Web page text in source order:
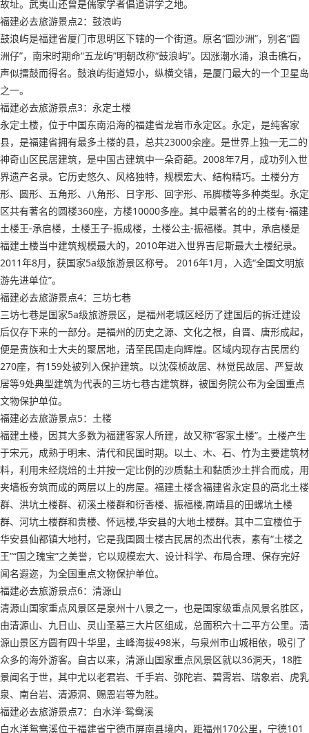
故址。武夷山还曾是儒家学者倡道讲学之地。
福建必去旅游景点2：鼓浪屿
鼓浪屿是福建省厦门市思明区下辖的一个街道。原名“圆沙洲”，别名“圆
洲仔”，南宋时期命“五龙屿”明朝改称“鼓浪屿”。因涨潮水涌，浪击礁石，
声似擂鼓而得名。鼓浪屿街道短小，纵横交错，是厦门最大的一个卫星岛
之一。
福建必去旅游景点3：永定土楼
永定土楼，位于中国东南沿海的福建省龙岩市永定区。永定，是纯客家
县，是福建省拥有最多土楼的县，总共23000余座。是世界上独一无二的
神奇山区民居建筑，是中国古建筑中一朵奇葩。2008年7月，成功列入世
界遗产名录。它历史悠久、风格独特，规模宏大、结构精巧。土楼分方
形、圆形、五角形、八角形、日字形、回字形、吊脚楼等多种类型。永定
区共有著名的圆楼360座，方楼10000多座。其中最著名的的土楼有-福建
土楼王-承启楼，土楼王子-振成楼，土楼公主-振福楼。其中，承启楼是
福建土楼当中建筑规模最大的，2010年进入世界吉尼斯最大土楼纪录。
2011年8月，获国家5a级旅游景区称号。 2016年1月，入选“全国文明旅
游先进单位”。
福建必去旅游景点4：三坊七巷
三坊七巷是国家5a级旅游景区，是福州老城区经历了建国后的拆迁建设
后仅存下来的一部分。是福州的历史之源、文化之根，自晋、唐形成起，
便是贵族和士大夫的聚居地，清至民国走向辉煌。区域内现存古民居约
270座，有159处被列入保护建筑。以沈葆桢故居、林觉民故居、严复故
居等9处典型建筑为代表的三坊七巷古建筑群，被国务院公布为全国重点
文物保护单位。
福建必去旅游景点5：土楼
福建土楼，因其大多数为福建客家人所建，故又称“客家土楼”。土楼产生
于宋元，成熟于明末、清代和民国时期。以土、木、石、竹为主要建筑材
料，利用未经烧焙的土并按一定比例的沙质黏土和黏质沙土拌合而成，用
夹墙板夯筑而成的两层以上的房屋。福建土楼含福建省永定县的高北土楼
群、洪坑土楼群、初溪土楼群和衍香楼、振福楼,南靖县的田螺坑土楼
群、河坑土楼群和贵楼、怀远楼,华安县的大地土楼群。其中二宜楼位于
华安县仙都镇大地村，它是我国圆士楼古民居的杰出代表，素有“土楼之
王”“国之瑰宝”之美誉，它以规模宏大、设计科学、布局合理、保存完好
闻名遐迩，为全国重点文物保护单位。
福建必去旅游景点6：清源山
清源山国家重点风景区是泉州十八景之一，也是国家级重点风景名胜区，
由清源山、九日山、灵山圣墓三大片区组成，总面积六十二平方公里。清
源山景区方圆有四十华里，主峰海拔498米，与泉州市山城相依，吸引了
众多的海外游客。自古以来，清源山国家重点风景区就以36洞天，18胜
景闻名于世，其中尤以老君岩、千手岩、弥陀岩、碧霄岩、瑞象岩、虎乳
泉、南台岩、清源洞、赐恩岩等为胜。
福建必去旅游景点7：白水洋-鸳鸯溪
白水洋鸳鸯溪位于福建省宁德市屏南县境内，距福州170公里，宁德101